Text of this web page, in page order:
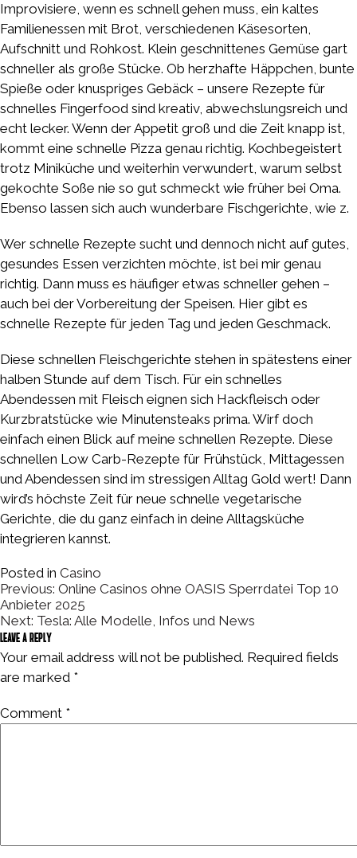
Improvisiere, wenn es schnell gehen muss, ein kaltes
Familienessen mit Brot, verschiedenen Käsesorten,
Aufschnitt und Rohkost. Klein geschnittenes Gemüse gart
schneller als große Stücke. Ob herzhafte Häppchen, bunte
Spieße oder knuspriges Gebäck – unsere Rezepte für
schnelles Fingerfood sind kreativ, abwechslungsreich und
echt lecker. Wenn der Appetit groß und die Zeit knapp ist,
kommt eine schnelle Pizza genau richtig. Kochbegeistert
trotz Miniküche und weiterhin verwundert, warum selbst
gekochte Soße nie so gut schmeckt wie früher bei Oma.
Ebenso lassen sich auch wunderbare Fischgerichte, wie z.
Wer schnelle Rezepte sucht und dennoch nicht auf gutes,
gesundes Essen verzichten möchte, ist bei mir genau
richtig. Dann muss es häufiger etwas schneller gehen –
auch bei der Vorbereitung der Speisen. Hier gibt es
schnelle Rezepte für jeden Tag und jeden Geschmack.
Diese schnellen Fleischgerichte stehen in spätestens einer
halben Stunde auf dem Tisch. Für ein schnelles
Abendessen mit Fleisch eignen sich Hackfleisch oder
Kurzbratstücke wie Minutensteaks prima. Wirf doch
einfach einen Blick auf meine schnellen Rezepte. Diese
schnellen Low Carb-Rezepte für Frühstück, Mittagessen
und Abendessen sind im stressigen Alltag Gold wert! Dann
wird’s höchste Zeit für neue schnelle vegetarische
Gerichte, die du ganz einfach in deine Alltagsküche
integrieren kannst.
Posted in Casino
P
o
s
t
n
a
i
Previous: Online Casinos ohne OASIS Sperrdatei Top 10
Anbieter 2025
Next: Tesla: Alle Modelle, Infos und News
Leave a Reply
Your email address will not be published. Required fields
are marked *
Comment *